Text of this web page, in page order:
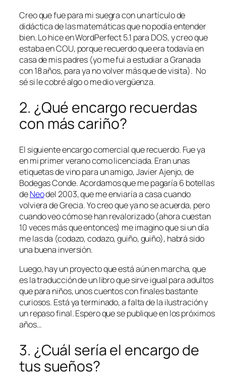
Creo que fue para mi suegra con un artículo de
didáctica de las matemáticas que no podía entender
bien. Lo hice en WordPerfect 5.1 para DOS, y creo que
estaba en COU, porque recuerdo que era todavía en
casa de mis padres (yo me fui a estudiar a Granada
con 18 años, para ya no volver más que de visita). No
sé si le cobré algo o me dio vergüenza.
2. ¿Qué encargo recuerdas
con más cariño?
El siguiente encargocomercialque recuerdo. Fue ya
en mi primer verano como licenciada. Eran unas
etiquetas de vino para un amigo, Javier Ajenjo, de
Bodegas Conde. Acordamos que me pagaría 6 botellas
deNeodel 2003, que me enviaría a casa cuando
volviera de Grecia. Yo creo que ya no se acuerda, pero
cuando veo cómo se han revalorizado (ahora cuestan
10 veces más que entonces) me imagino que si un día
me las da (codazo, codazo, guiño, guiño), habrá sido
una buena inversión.
Luego, hay un proyecto que está aún en marcha, que
es la traducción de un libro que sirve igual para adultos
que para niños, unos cuentos con finales bastante
curiosos. Está ya terminado, a falta de la ilustración y
un repaso final. Espero que se publique en los próximos
años…
3. ¿Cuál sería el encargo de
tus sueños?